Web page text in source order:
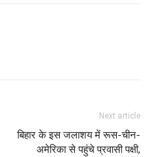
Next article
बिहार के इस जलाशय में रूस-चीन-
अमेरिका से पहुंचे प्रवासी पक्षी,